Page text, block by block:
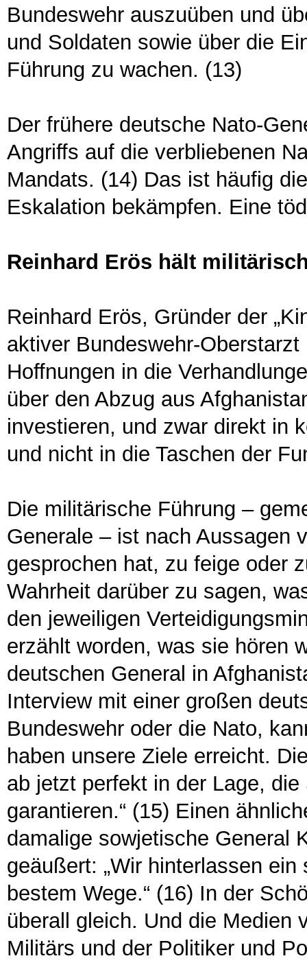
Bundeswehr auszuüben und
und Soldaten sowie über die
Führung zu wachen. (13)
Der frühere deutsche Nato-
Angriffs auf die verbliebenen
Mandats. (14) Das ist häufig
Eskalation bekämpfen. Eine
Reinhard Erös hält
Reinhard Erös, Gründer der
aktiver Bundeswehr-
Hoffnungen in die
über den Abzug aus
investieren, und zwar direkt in
und nicht in die Taschen der
Die militärische Führung –
Generale – ist nach Aussagen
gesprochen hat, zu feige oder
Wahrheit darüber zu sagen,
den jeweiligen
erzählt worden, was sie hören
deutschen General in
Interview mit einer großen
Bundeswehr oder die Nato,
haben unsere Ziele erreicht.
ab jetzt perfekt in der Lage,
garantieren.“ (15) Einen
damalige sowjetische General
geäußert: „Wir hinterlassen
bestem Wege.“ (16) In der
überall gleich. Und die Medien
Militärs und der Politiker und